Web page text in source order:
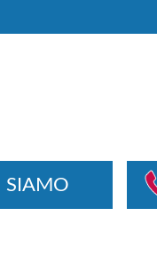
SIAMO